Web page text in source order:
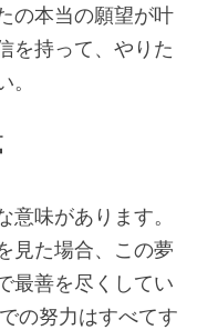
の本当の願望が叶
を持って、やりた
味があります。
見た場合、この夢
最善を尽くしてい
の努力はすべてす